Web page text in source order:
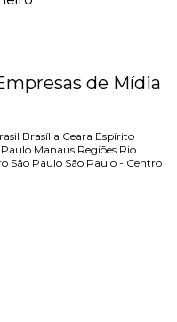
de Mídia
Brasília Ceara Espírito
Paulo Manaus Regiões Rio
São Paulo São Paulo - Centro